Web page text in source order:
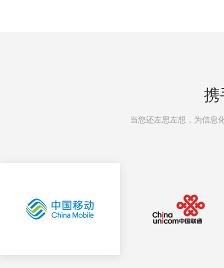
携
当您还左思左想，为信息